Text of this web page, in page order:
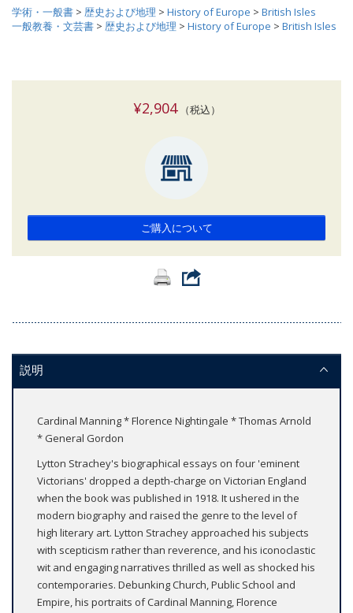
学術・一般書 > 歴史および地理 > History of Europe > British Isles
一般教養・文芸書 > 歴史および地理 > History of Europe > British Isles
¥2,904（税込）
ご購入について
説明
Cardinal Manning * Florence Nightingale * Thomas Arnold
* General Gordon
Lytton Strachey's biographical essays on four 'eminent
Victorians' dropped a depth-charge on Victorian England
when the book was published in 1918. It ushered in the
modern biography and raised the genre to the level of
high literary art. Lytton Strachey approached his subjects
with scepticism rather than reverence, and his iconoclastic
wit and engaging narratives thrilled as well as shocked his
contemporaries. Debunking Church, Public School and
Empire, his portraits of Cardinal Manning, Florence